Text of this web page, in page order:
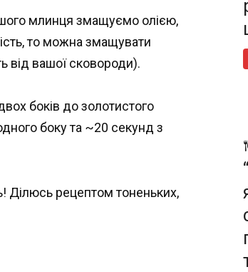
млинця змащуємо олією,
то можна змащувати
вашої сковороди).
боків до золотистого
боку та ~20 секунд з